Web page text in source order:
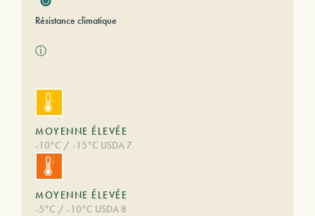
Résistance climatique
ⓘ
MOYENNE ÉLEVÉE
-10°C / -15°C USDA 7
MOYENNE ÉLEVÉE
-5°C / -10°C USDA 8